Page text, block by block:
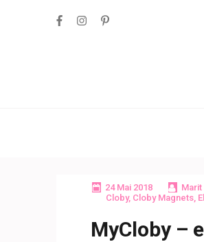
24 Mai 2018 Marit
Cloby, Cloby Magnets,
MyCloby –